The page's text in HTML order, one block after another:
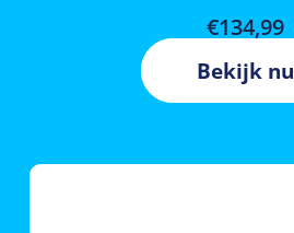
€134,99
Bekijk nu